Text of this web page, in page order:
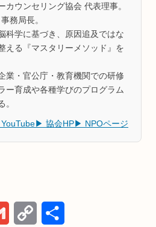
カウンセリング協会 代表理事。
務局長。
科学に基づき、原因追及ではな
える『マスタリーメソッド』を
業・官公庁・教育機関での研修
ー育成や各種学びのプログラム
。
▶ 協会HP ▶ NPOページ